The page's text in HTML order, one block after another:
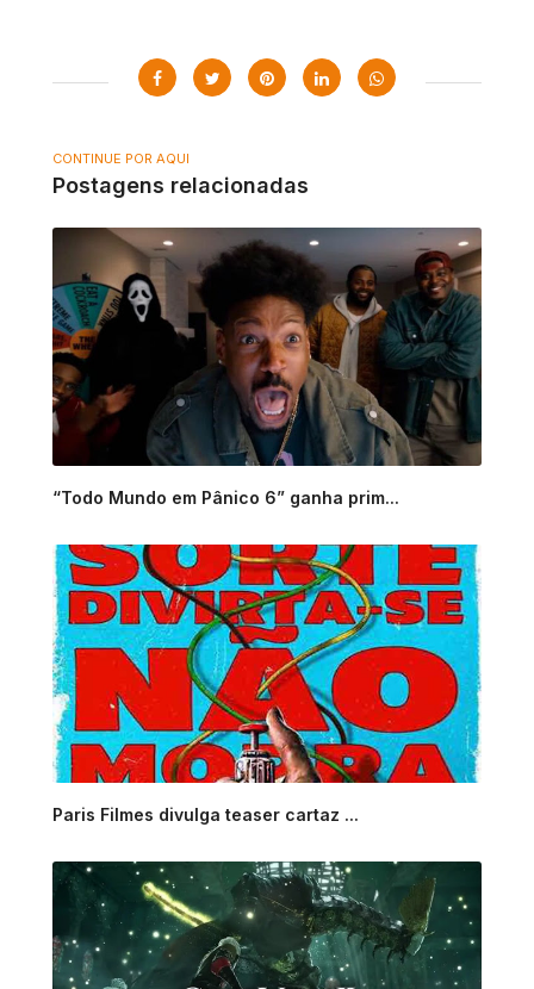
CONTINUE POR AQUI
Postagens relacionadas
“Todo Mundo em Pânico 6” ganha prim...
Paris Filmes divulga teaser cartaz ...